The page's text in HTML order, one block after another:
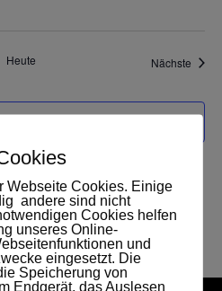
Heute Nächste
Webseite Cookies. Einige
andere sind nicht
Cookies helfen
unseres Online-
und
eingesetzt. Die
Speicherung von
Endgerät, das Auslesen